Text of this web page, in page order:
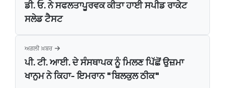
ਡੀ. ਓ. ਨੇ ਸਫਲਤਾਪੂਰਵਕ ਕੀਤਾ ਹਾਈ ਸਪੀਡ ਰਾਕੇਟ
ਸਲੇਡ ਟੈਸਟ
ਅਗਲੀ ਖ਼ਬਰ
ਪੀ. ਟੀ. ਆਈ. ਦੇ ਸੰਸਥਾਪਕ ਨੂੰ ਮਿਲਣ ਪਿੱਛੋਂ ਉਜ਼ਮਾ
ਖਾਨੁਮ ਨੇ ਕਿਹਾ- ਇਮਰਾਨ "ਬਿਲਕੁਲ ਠੀਕ"